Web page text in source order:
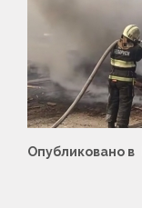
Опубликовано в